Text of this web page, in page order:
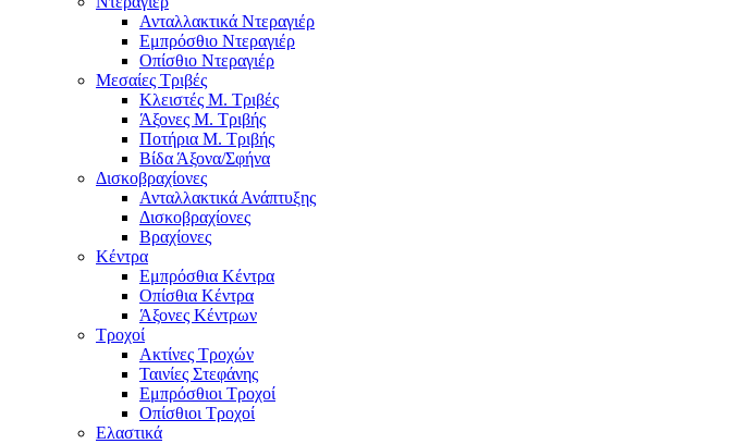
Ανταλλακτικά Ντεραγιέρ
Εμπρόσθιο Ντεραγιέρ
Οπίσθιο Ντεραγιέρ
Μεσαίες Τριβές
Κλειστές Μ. Τριβές
Άξονες Μ. Τριβής
Ποτήρια Μ. Τριβής
Βίδα Άξονα/Σφήνα
Δισκοβραχίονες
Ανταλλακτικά Ανάπτυξης
Δισκοβραχίονες
Βραχίονες
Κέντρα
Εμπρόσθια Κέντρα
Οπίσθια Κέντρα
Άξονες Κέντρων
Τροχοί
Ακτίνες Τροχών
Ταινίες Στεφάνης
Εμπρόσθιοι Τροχοί
Οπίσθιοι Τροχοί
Ελαστικά